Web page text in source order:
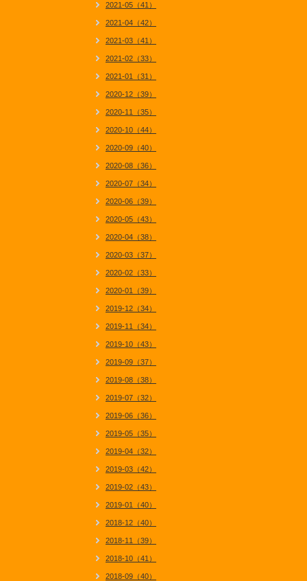
2021-05（41）
2021-04（42）
2021-03（41）
2021-02（33）
2021-01（31）
2020-12（39）
2020-11（35）
2020-10（44）
2020-09（40）
2020-08（36）
2020-07（34）
2020-06（39）
2020-05（43）
2020-04（38）
2020-03（37）
2020-02（33）
2020-01（39）
2019-12（34）
2019-11（34）
2019-10（43）
2019-09（37）
2019-08（38）
2019-07（32）
2019-06（36）
2019-05（35）
2019-04（32）
2019-03（42）
2019-02（43）
2019-01（40）
2018-12（40）
2018-11（39）
2018-10（41）
2018-09（40）